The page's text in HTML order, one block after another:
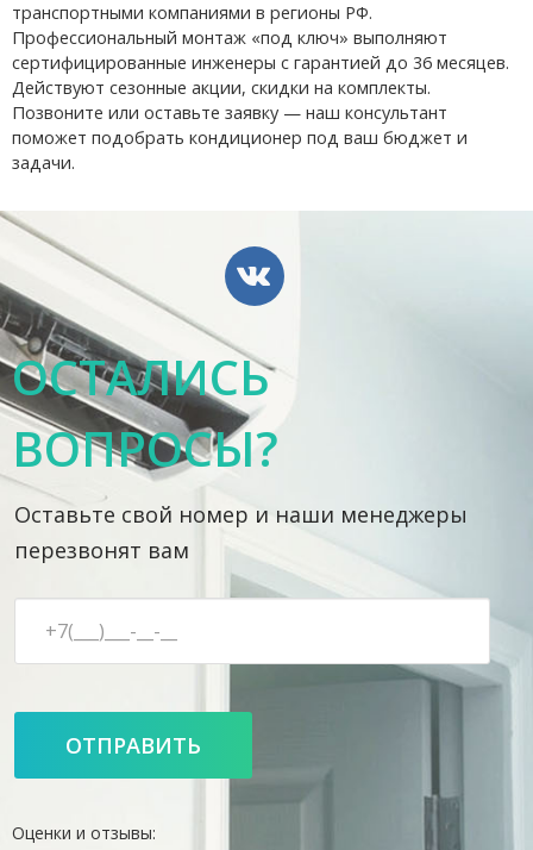
транспортными компаниями в регионы РФ.
Профессиональный монтаж «под ключ» выполняют
сертифицированные инженеры с гарантией до 36 месяцев.
Действуют сезонные акции, скидки на комплекты.
Позвоните или оставьте заявку — наш консультант
поможет подобрать кондиционер под ваш бюджет и
задачи.
ОСТАЛИСЬ
ВОПРОСЫ?
Оставьте свой номер и наши менеджеры
перезвонят вам
Оценки и отзывы: